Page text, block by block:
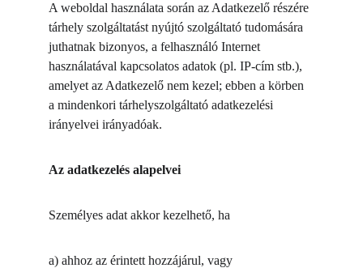
A weboldal használata során az Adatkezelő részére
tárhely szolgáltatást nyújtó szolgáltató tudomására
juthatnak bizonyos, a felhasználó Internet
használatával kapcsolatos adatok (pl. IP-cím stb.),
amelyet az Adatkezelő nem kezel; ebben a körben
a mindenkori tárhelyszolgáltató adatkezelési
irányelvei irányadóak.
Az adatkezelés alapelvei
Személyes adat akkor kezelhető, ha
a) ahhoz az érintett hozzájárul, vagy